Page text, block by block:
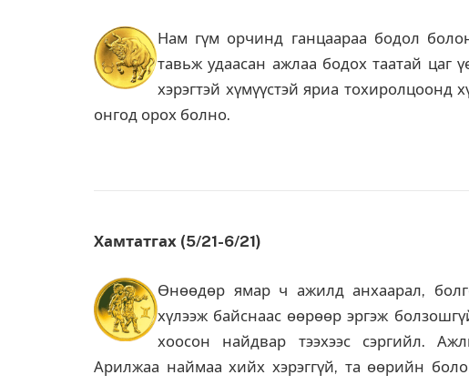
Нам гүм орчинд ганцаараа бодол
тавьж удаасан ажлаа бодох таатай цаг
хэрэгтэй хүмүүстэй яриа тохиролцоонд
онгод орох болно.
Хамтатгах (5/21-6/21)
Өнөөдөр ямар ч ажилд анхаарал,
хүлээж байснаас өөрөөр эргэж
хоосон найдвар тээхээс сэргийл.
Арилжаа наймаа хийх хэрэггүй, та өөрийн